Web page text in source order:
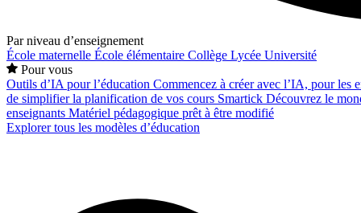
Par niveau d’enseignement
École maternelle École élémentaire Collège Lycée Université
Pour vous
Outils d’IA pour l’éducation Commencez à créer avec l’IA, pour les
de simplifier la planification de vos cours Smartick Découvrez le
enseignants Matériel pédagogique prêt à être modifié
Explorer tous les modèles d’éducation